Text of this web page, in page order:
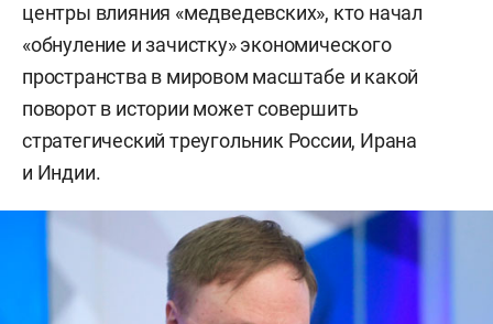
центры влияния «медведевских», кто начал
«обнуление и зачистку» экономического
пространства в мировом масштабе и какой
поворот в истории может совершить
стратегический треугольник России, Ирана
и Индии.